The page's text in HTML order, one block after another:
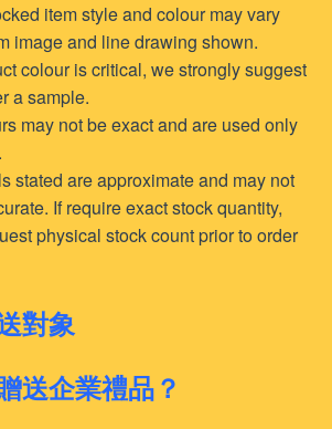
item style and colour may vary
image and line drawing shown.
colour is critical, we strongly suggest
a sample.
may not be exact and are used only
stated are approximate and may not
If require exact stock quantity,
physical stock count prior to order
對象
送企業禮品？